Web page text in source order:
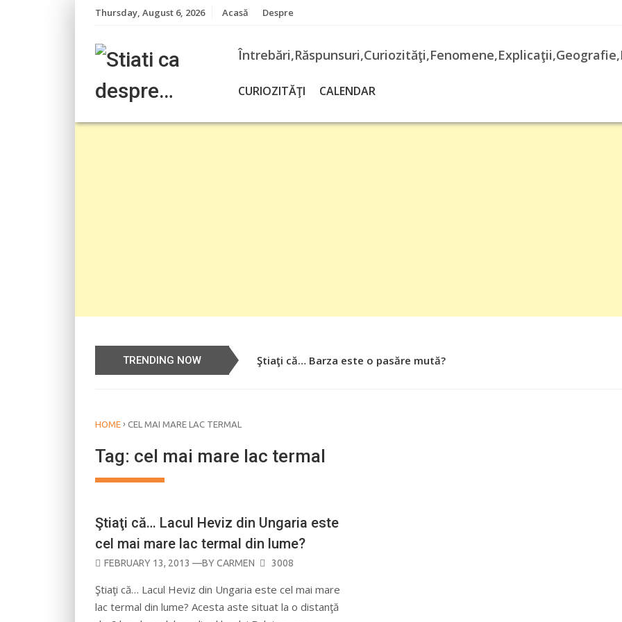
Thursday, August 6, 2026 Acasă Despre
CURIOZITĂŢI CALENDAR
TRENDING NOW Ştiaţi că… Barza este o pasăre mută?
Știați că… Roşiile îsi păstrează substanţele benefice organismului
HOME › CEL MAI MARE LAC TERMAL
Tag: cel mai mare lac termal
Ştiaţi că… Lacul Heviz din Ungaria este
cel mai mare lac termal din lume?
POSTED
FEBRUARY 13, 2013 —BYCARMEN 3008
Ştiaţi că… Lacul Heviz din Ungaria este cel mai mare
lac termal din lume? Acesta aste situat la o distanţă